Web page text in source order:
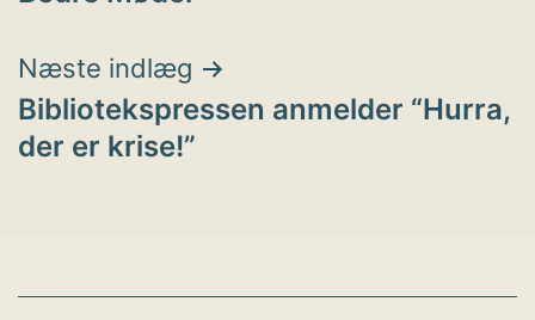
Næste indlæg
Bibliotekspressen anmelder “Hurra,
der er krise!”